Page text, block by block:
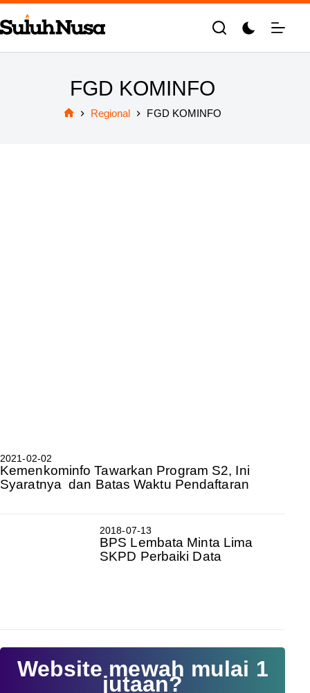
Skip
to
content
FGD KOMINFO
Regional FGD KOMINFO
2021-02-02
Kemenkominfo Tawarkan Program S2, Ini
Syaratnya dan Batas Waktu Pendaftaran
2018-07-13
BPS Lembata Minta Lima
SKPD Perbaiki Data
Website mewah mulai 1
jutaan?